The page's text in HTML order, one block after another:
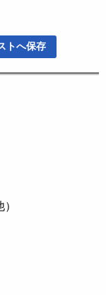
トへ保存